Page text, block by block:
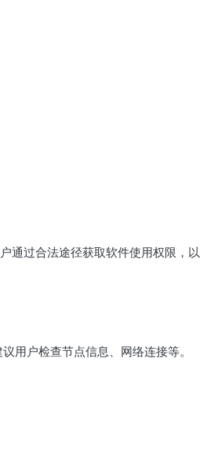
通过合法途径获取软件使用权限，
用户检查节点信息、网络连接等。